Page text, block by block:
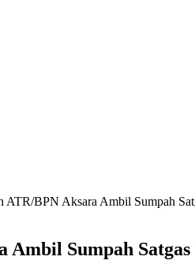
ATR/BPN Aksara Ambil Sumpah
Ambil Sumpah